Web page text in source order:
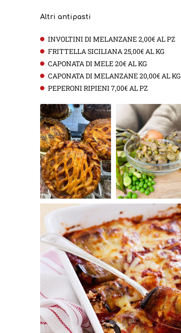
Altri antipasti
INVOLTINI DI MELANZANE 2,00€ AL PZ
FRITTELLA SICILIANA 25,00€ AL KG
CAPONATA DI MELE 20€ AL KG
CAPONATA DI MELANZANE 20,00€ AL KG
PEPERONI RIPIENI 7,00€ AL PZ